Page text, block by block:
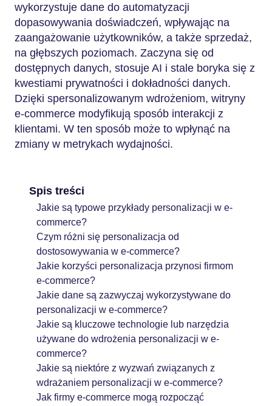
wykorzystuje dane do automatyzacji
dopasowywania doświadczeń, wpływając na
zaangażowanie użytkowników, a także sprzedaż,
na głębszych poziomach. Zaczyna się od
dostępnych danych, stosuje AI i stale boryka się z
kwestiami prywatności i dokładności danych.
Dzięki spersonalizowanym wdrożeniom, witryny
e-commerce modyfikują sposób interakcji z
klientami. W ten sposób może to wpłynąć na
zmiany w metrykach wydajności.
Spis treści
Jakie są typowe przykłady personalizacji w e-
commerce?
Czym różni się personalizacja od
dostosowywania w e-commerce?
Jakie korzyści personalizacja przynosi firmom
e-commerce?
Jakie dane są zazwyczaj wykorzystywane do
personalizacji w e-commerce?
Jakie są kluczowe technologie lub narzędzia
używane do wdrożenia personalizacji w e-
commerce?
Jakie są niektóre z wyzwań związanych z
wdrażaniem personalizacji w e-commerce?
Jak firmy e-commerce mogą rozpocząć